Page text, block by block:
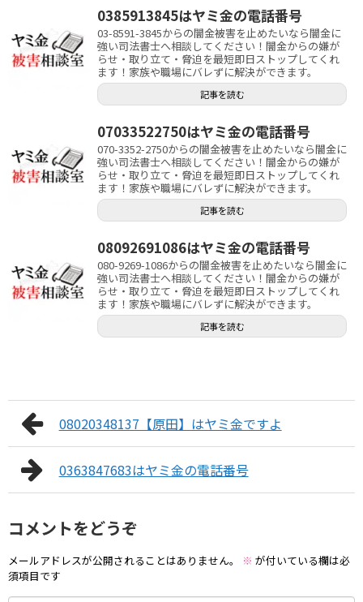
0385913845はヤミ金の電話番号
03-8591-3845からの闇金被害を止めたいなら闇金に
強い司法書士へ相談してください！闇金からの嫌が
らせ・取り立て・脅迫を最短即日ストップしてくれ
ます！家族や職場にバレずに解決ができます。
記事を読む
07033522750はヤミ金の電話番号
070-3352-2750からの闇金被害を止めたいなら闇金に
強い司法書士へ相談してください！闇金からの嫌が
らせ・取り立て・脅迫を最短即日ストップしてくれ
ます！家族や職場にバレずに解決ができます。
記事を読む
08092691086はヤミ金の電話番号
080-9269-1086からの闇金被害を止めたいなら闇金に
強い司法書士へ相談してください！闇金からの嫌が
らせ・取り立て・脅迫を最短即日ストップしてくれ
ます！家族や職場にバレずに解決ができます。
記事を読む
08020348137【原田】はヤミ金ですよ
0363847683はヤミ金の電話番号
コメントをどうぞ
メールアドレスが公開されることはありません。 ※ が付いている欄は必
須項目です